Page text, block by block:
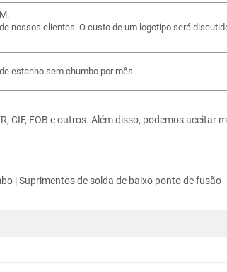
nossos clientes. O custo de um logotipo será
estanho sem chumbo por mês.
CIF, FOB e outros. Além disso, podemos aceitar
| Suprimentos de solda de baixo ponto de fusão